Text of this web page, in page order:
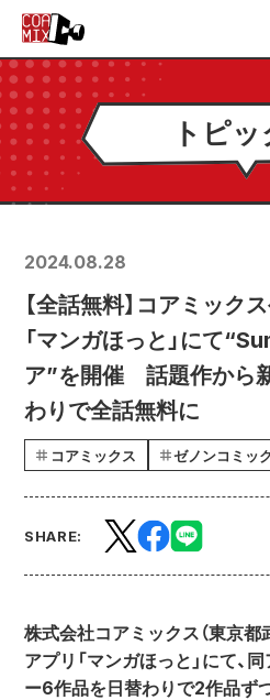
トピ
2024.08.28
【全話無料】コアミック
「マンガほっと」にて
ア”を開催 話題作から
わりで全話無料に
コアミックス ゼノンコミッ
SHARE:
株式会社コアミックス（東京都
アプリ「マンガほっと」にて、
ー6作品を日替わりで2作品ず